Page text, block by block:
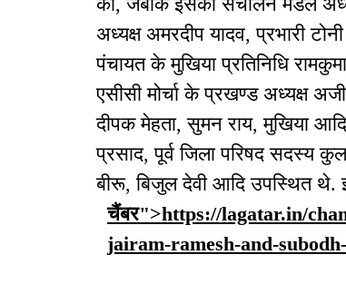
अध्यक्ष अमरदीप यादव, प्रभारी
पंचायत के मुखिया प्रतिनिधि
एसीसी मोर्चा के प्रखण्ड अध्यक्ष
दीपक मेहता, सुमन राय, मुखिया
प्रसाद, पूर्व जिला परिषद सदस्य
बीरू, बिजुल देवी आदि उपस्थित थे.
चैंबर">https://lagatar.in/
jairam-ramesh-and-